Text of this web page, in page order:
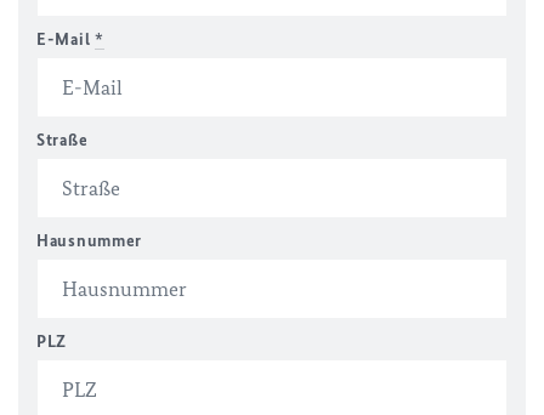
E-Mail *
Straße
Hausnummer
PLZ